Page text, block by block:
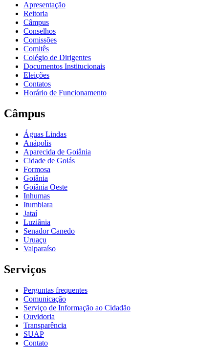
Apresentação
Reitoria
Câmpus
Conselhos
Comissões
Comitês
Colégio de Dirigentes
Documentos Institucionais
Eleições
Contatos
Horário de Funcionamento
Câmpus
Águas Lindas
Anápolis
Aparecida de Goiânia
Cidade de Goiás
Formosa
Goiânia
Goiânia Oeste
Inhumas
Itumbiara
Jataí
Luziânia
Senador Canedo
Uruaçu
Valparaíso
Serviços
Perguntas frequentes
Comunicação
Serviço de Informação ao Cidadão
Ouvidoria
Transparência
SUAP
Contato